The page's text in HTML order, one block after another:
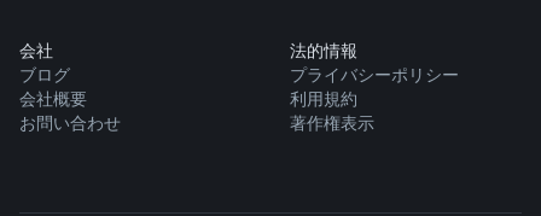
会社
ブログ
会社概要
お問い合わせ
法的情報
プライバシーポリシー
利用規約
著作権表示